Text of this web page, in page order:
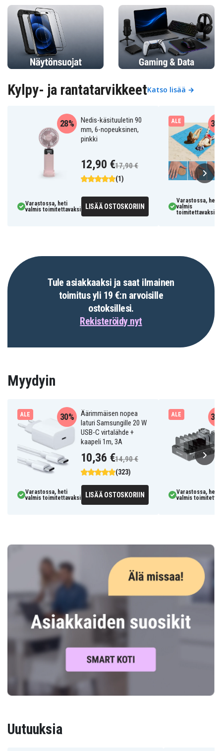
Kylpy- ja rantatarvikkeetKatso lisää →
Nedis-käsituuletin 90
mm, 6-nopeuksinen,
pinkki
(1)
28%
12,90 €17,90 €
Varastossa, heti
valmis toimitettavaksi
LISÄÄ OSTOSKORIIN
ALE
Varastossa, heti
valmis
toimitettavaksi
Tule asiakkaaksi ja saat ilmainen
toimitus yli 19 €:n arvoisille
ostoksillesi.
Rekisteröidy nyt
Myydyin
ALE
Äärimmäisen nopea
laturi Samsungille 20 W
USB-C virtalähde +
kaapeli 1m, 3A
(323)
30%
10,36 €14,90 €
Varastossa, heti
valmis toimitettavaksi
LISÄÄ OSTOSKORIIN
ALE
Varastossa, heti
valmis
Uutuuksia